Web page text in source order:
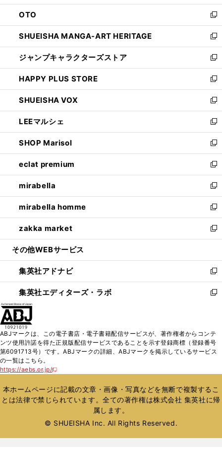
ウ
で
開
く
ン
ド
ウ
で
開
く
OTO
新
し
い
ウ
ィ
ン
ド
ウ
で
開
く
SHUEISHA MANGA-ART HERITAGE
新
し
い
ウ
ィ
ン
ド
ウ
で
開
く
ジャンプキャラクターズストア
新
し
い
ウ
ィ
ン
ド
ウ
で
開
く
HAPPY PLUS STORE
新
し
い
ウ
ィ
ン
ド
ウ
で
開
く
SHUEISHA VOX
新
し
い
ウ
ィ
ン
ド
ウ
で
開
く
LEEマルシェ
新
し
い
ウ
ィ
ン
ド
ウ
で
開
く
SHOP Marisol
新
し
い
ウ
ィ
ン
ド
ウ
で
開
eclat premium
新
し
い
ウ
ィ
ン
ド
ウ
開
く
mirabella
新
し
い
ウ
ィ
ン
ウ
で
開
く
mirabella homme
新
し
い
ウ
ン
ド
ウ
で
zakka market
新
し
ウ
ィ
ン
ド
く
その他WEBサービス
集英社アドナビ
新
し
い
ド
ウ
で
集英社エディターズ・ラボ
新
ィ
ン
ド
開
く
ABJマークは、この電子書店・電子書籍配信サービスが、著作権者からコンテ
ンツ使用許諾を得た正規版配信サービスであることを示す登録商標（登録番号
第6091713号）です。ABJマークの詳細、ABJマークを掲示しているサービス
の一覧はこちら。
https://aebs.or.jp/
新
い
ウ
ィ
ウ
本ホームページに記載の文章・画像・写真などを無断で複製するこ
とは法律で禁じられています。全ての著作権は株式会社 集英社に帰
属します。
© SHUEISHA Inc. All Rights Reserved.